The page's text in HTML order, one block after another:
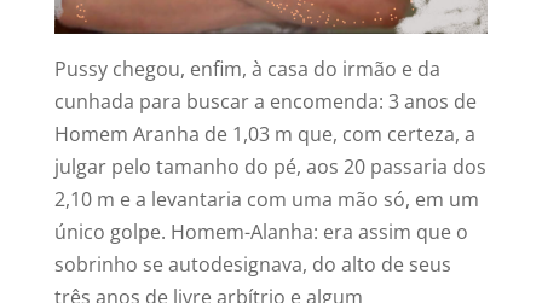
Pussy chegou, enfim, à casa do irmão e da
cunhada para buscar a encomenda: 3 anos de
Homem Aranha de 1,03 m que, com certeza, a
julgar pelo tamanho do pé, aos 20 passaria dos
2,10 m e a levantaria com uma mão só, em um
único golpe. Homem-Alanha: era assim que o
sobrinho se autodesignava, do alto de seus
três anos de livre arbítrio e algum